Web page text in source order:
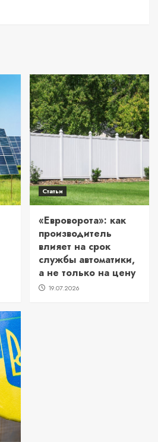
Статьи
«Евроворота»: как
производитель
влияет на срок
службы автоматики,
а не только на цену
19.07.2026